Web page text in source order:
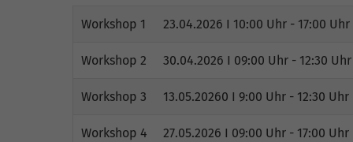
Workshop 1 23.04.2026 I 10:00 Uhr - 17:00 Uhr
Workshop 2 30.04.2026 I 09:00 Uhr - 12:30 Uhr
Workshop 3 13.05.20260 I 9:00 Uhr - 12:30 Uhr
Workshop 4 27.05.2026 I 09:00 Uhr - 17:00 Uhr